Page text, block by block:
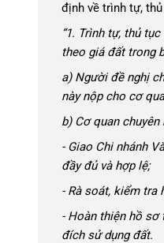
định về trình tự,
“1. Trình tự, thủ
theo giá đất trong
a) Người đề nghị
này nộp cho cơ
b) Cơ quan
- Giao Chi nhánh
đầy đủ và hợp lệ;
- Rà soát, kiểm tra
- Hoàn thiện hồ sơ
đích sử dụng đất.